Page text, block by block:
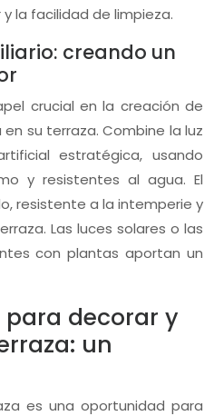
la facilidad de limpieza.
creando un
crucial en la creación de
su terraza. Combine la luz
estratégica, usando
y resistentes al agua. El
resistente a la intemperie y
Las luces solares o las
con plantas aportan un
para decorar y
un
es una oportunidad para